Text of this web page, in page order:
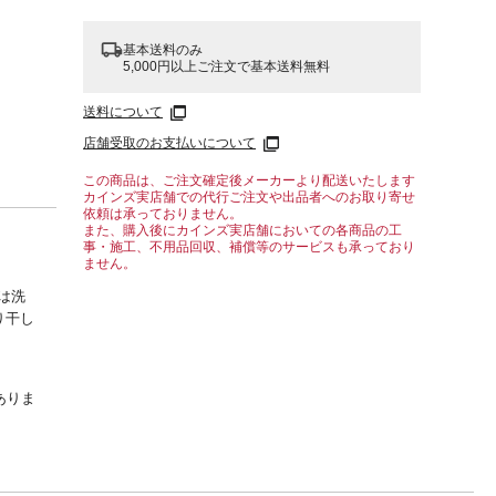
基本送料のみ
5,000円以上ご注文で基本送料無料
送料について
店舗受取のお支払いについて
この商品は、ご注文確定後メーカーより配送いたします
カインズ実店舗での代行ご注文や出品者へのお取り寄せ
依頼は承っておりません。
また、購入後にカインズ実店舗においての各商品の工
事・施工、不用品回収、補償等のサービスも承っており
ません。
洗
干し
りま